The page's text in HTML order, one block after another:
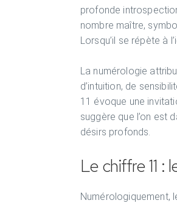
profonde
nombre maître,
Lorsqu’il se répète à
La numérologie
d’intuition, de
11 évoque une
suggère que l’on est
désirs profonds.
Le chiffre 11 :
Numérologiquement,